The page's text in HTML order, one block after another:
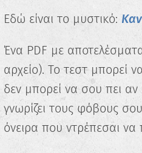
Εδώ είναι το μυστικό:
Ένα PDF με
αρχείο). Το τεστ μπορεί
δεν μπορεί να σου πει
γνωρίζει τους φόβους
όνειρα που ντρέπεσαι να